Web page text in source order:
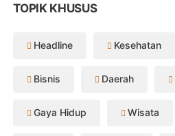
TOPIK KHUSUS
Headline Kesehatan
Bisnis Daerah
Gaya Hidup Wisata